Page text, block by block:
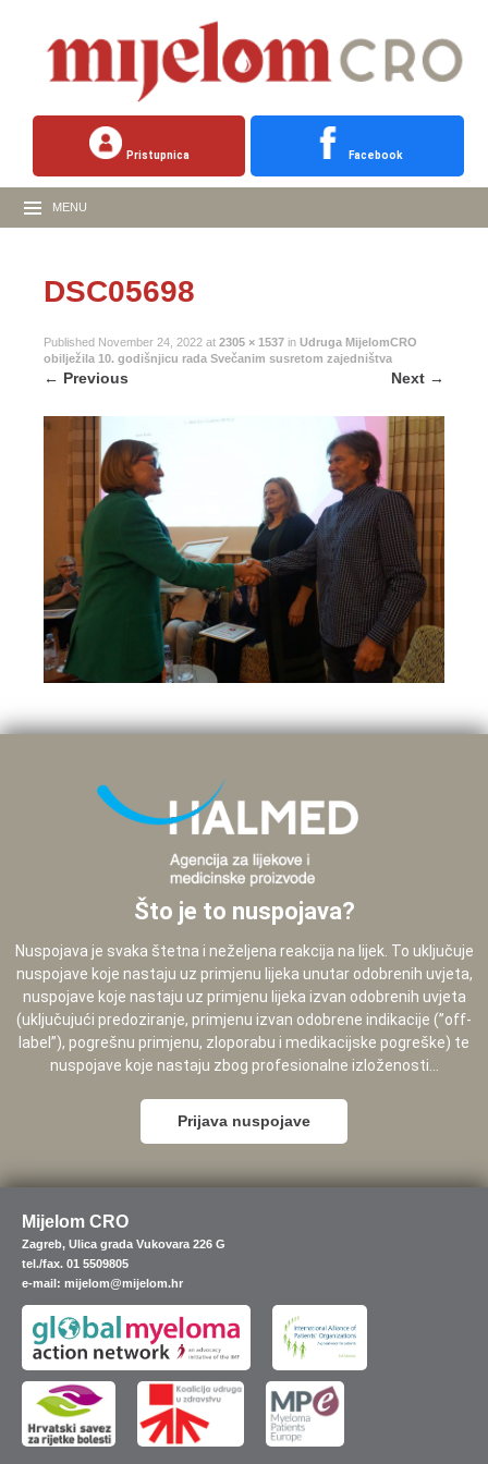
Pristupnica Facebook
MENU
DSC05698
Published November 24, 2022 at 2305 × 1537 in Udruga MijelomCRO
obilježila 10. godišnjicu rada Svečanim susretom zajedništva
← Previous Next →
Što je to nuspojava?
Nuspojava je svaka štetna i neželjena reakcija na lijek. To uključuje
nuspojave koje nastaju uz primjenu lijeka unutar odobrenih uvjeta,
nuspojave koje nastaju uz primjenu lijeka izvan odobrenih uvjeta
(uključujući predoziranje, primjenu izvan odobrene indikacije (”off-
label”), pogrešnu primjenu, zloporabu i medikacijske pogreške) te
nuspojave koje nastaju zbog profesionalne izloženosti...
Prijava nuspojave
Mijelom CRO
Zagreb, Ulica grada Vukovara 226 G
tel./fax. 01 5509805
e-mail: mijelom@mijelom.hr